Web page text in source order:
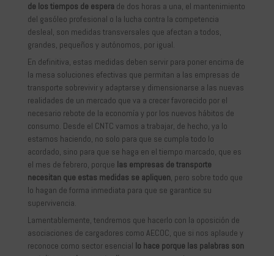
de los tiempos de espera de dos horas a una, el mantenimiento
del gasóleo profesional o la lucha contra la competencia
desleal, son medidas transversales que afectan a todos,
grandes, pequeños y autónomos, por igual.
En definitiva, estas medidas deben servir para poner encima de
la mesa soluciones efectivas que permitan a las empresas de
transporte sobrevivir y adaptarse y dimensionarse a las nuevas
realidades de un mercado que va a crecer favorecido por el
necesario rebote de la economía y por los nuevos hábitos de
consumo. Desde el CNTC vamos a trabajar, de hecho, ya lo
estamos haciendo, no solo para que se cumpla todo lo
acordado, sino para que se haga en el tiempo marcado, que es
el mes de febrero, porque las empresas de transporte
necesitan que estas medidas se apliquen, pero sobre todo que
lo hagan de forma inmediata para que se garantice su
supervivencia.
Lamentablemente, tendremos que hacerlo con la oposición de
asociaciones de cargadores como AECOC, que si nos aplaude y
reconoce como sector esencial lo hace porque las palabras son